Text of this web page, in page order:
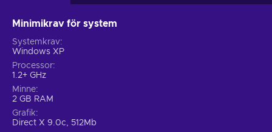
Minimikrav för system
Systemkrav
Windows XP
Processor
1.2+ GHz
Minne
2 GB RAM
Grafik
Direct X 9.0c, 512Mb